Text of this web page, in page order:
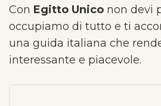
Con Egitto Unico non devi
occupiamo di tutto e ti
una guida italiana che
interessante e piacevole.